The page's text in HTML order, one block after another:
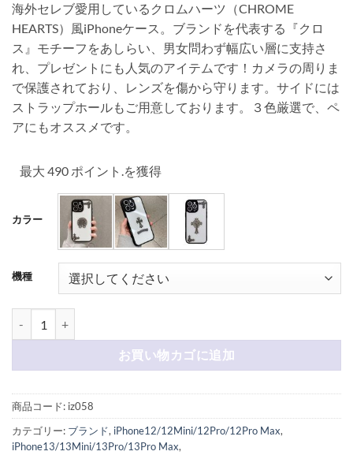
海外セレブ愛用しているクロムハーツ（CHROME
HEARTS）風iPhoneケース。ブランドを代表する『クロ
ス』モチーフをあしらい、男女問わず幅広い層に支持さ
れ、プレゼントにも人気のアイテムです！カメラの周りま
で保護されており、レンズを傷から守ります。サイドには
ストラップホールもご用意しております。３色厳選で、ペ
アにもオススメです。
最大 490 ポイント.を獲得
カラー
機種
お買い物カゴに追加
商品コード: iz058
カテゴリー: ブランド, iPhone12/12Mini/12Pro/12Pro Max,
iPhone13/13Mini/13Pro/13Pro Max,